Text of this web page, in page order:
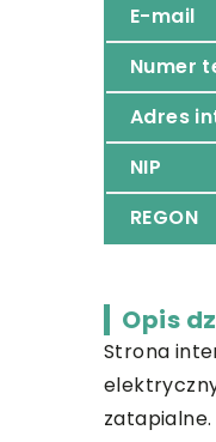
E-mail
Numer
Adres
NIP
REGON
Opis
Strona